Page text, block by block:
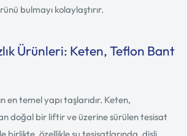
bulmayı kolaylaştırır.
Ürünleri: Keten, Teflon Bant
en temel yapı taşlarıdır. Keten,
doğal bir liftir ve üzerine sürülen tesisat